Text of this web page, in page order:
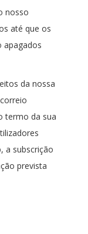
nosso
até que os
apagados
da nossa
termo da sua
a subscrição
prevista